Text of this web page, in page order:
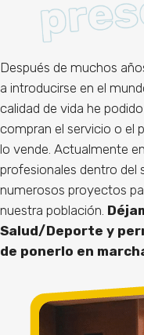
Después de muchos
a introducirse en el
calidad de vida he
compran el servicio o el
lo vende. Actualmente
profesionales dentro del
numerosos proyectos
nuestra población.
Salud/Deporte y
de ponerlo en